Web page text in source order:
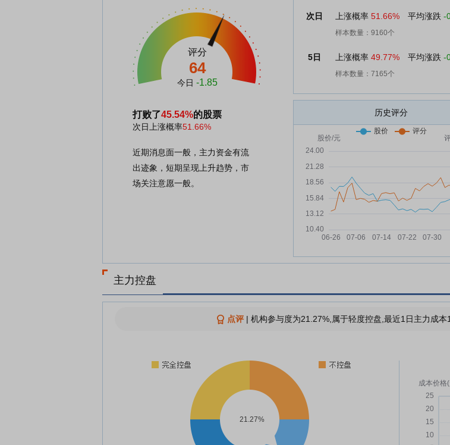
评分
64
今日 -1.85
打败了45.54%的股票
次日上涨概率51.66%
近期消息面一般，主力资金有流
出迹象，短期呈现上升趋势，市
场关注意愿一般。
次日 上涨概率 51.66% 平均涨跌 -
样本数量：9160个
5日 上涨概率 49.77% 平均涨跌 -
样本数量：7165个
历史评分
主力控盘
点评| 机构参与度为21.27%,属于轻度控盘,最近1日主力成
21.27%